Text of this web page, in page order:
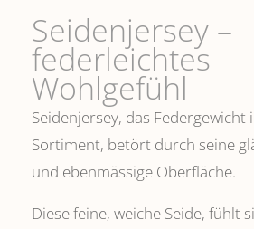
Seidenjersey –
federleichtes
Wohlgefühl
Seidenjersey, das Federgewicht
Sortiment, betört durch seine
und ebenmässige Oberfläche.
Diese feine, weiche Seide, fühlt